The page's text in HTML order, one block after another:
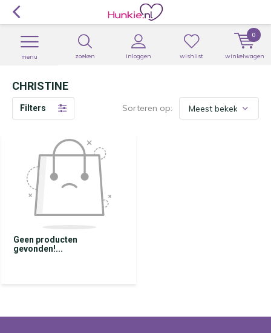
zoeken inloggen
menu wishlist winkelwagen
0
CHRISTINE
Filters Sorteren op:
Geen producten
gevonden!...